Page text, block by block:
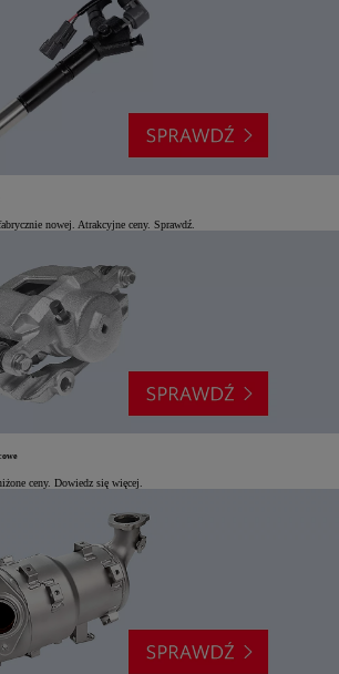
nowej. Atrakcyjne ceny. Sprawdź.
ceny. Dowiedz się więcej.